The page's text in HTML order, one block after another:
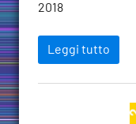
2018
Leggi tutto